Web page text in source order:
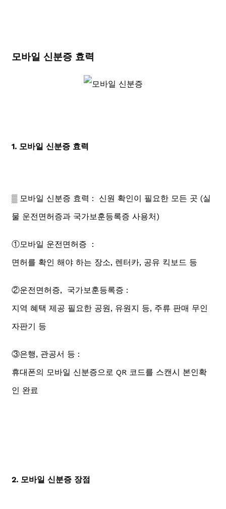
모바일 신분증 효력
1. 모바일 신분증 효력
▒ 모바일 신분증 효력 : 신원 확인이 필요한 모든 곳 (실
물 운전면허증과 국가보훈등록증 사용처)
①모바일 운전면허증 :
면허를 확인 해야 하는 장소, 렌터카, 공유 킥보드 등
②운전면허증, 국가보훈등록증 :
지역 혜택 제공 필요한 공원, 유원지 등, 주류 판매 무인
자판기 등
③은행, 관공서 등 :
휴대폰의 모바일 신분증으로 QR 코드를 스캔시 본인확
인 완료
2. 모바일 신분증 장점